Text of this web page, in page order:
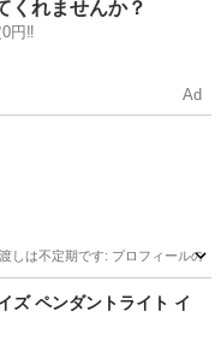
くれませんか？
円‼️
Ad
しは不定期です: プロフィールの
ズ ペンダントライト イ